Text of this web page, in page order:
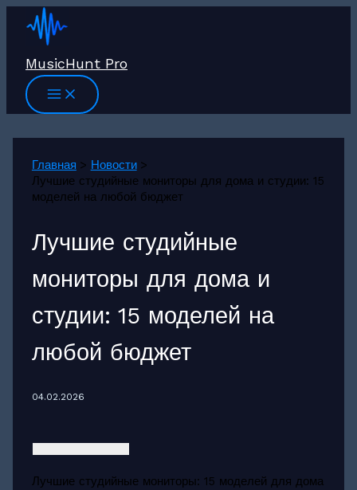
Перейти
MusicHunt Pro
Главная
Новости
Лучшие студийные мониторы для дома и студии: 15
моделей на любой бюджет
Лучшие студийные
мониторы для дома и
студии: 15 моделей на
любой бюджет
04.02.2026
Лучшие студийные мониторы: 15 моделей для дома